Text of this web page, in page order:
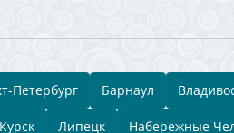
Петербург Барнаул
Курск Липецк Набережные